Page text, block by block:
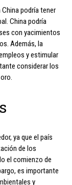
podría tener
China podría
con yacimientos
Además, la
y estimular
considerar los
ya que el país
de los
el comienzo de
es importante
y